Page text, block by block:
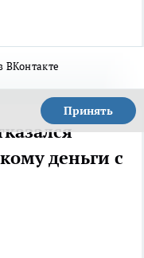
Принять
деньги с